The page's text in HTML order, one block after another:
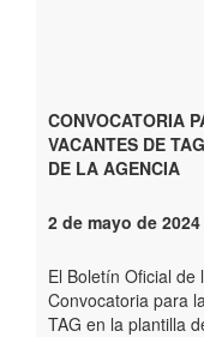
CONVOCATORIA
VACANTES DE
DE LA AGENCIA
2 de mayo de 2024
El Boletín Oficial de
Convocatoria para
TAG en la plantilla